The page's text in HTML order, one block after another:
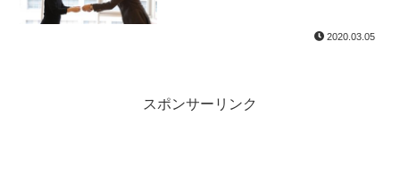
2020.03.05
スポンサーリンク